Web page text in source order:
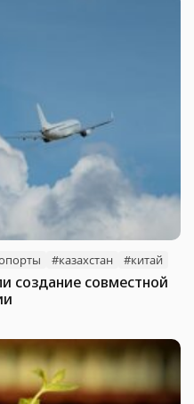
#казахстан #китай
создание совместной